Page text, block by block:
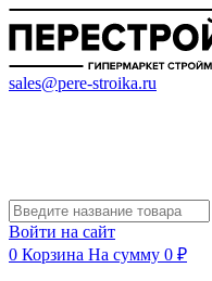
sales@pere-stroika.ru
Войти на сайт
0 Корзина На сумму 0 ₽